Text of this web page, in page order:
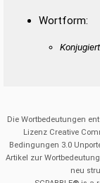
Wortform:
Die Wortbedeutungen
Lizenz Creative
Bedingungen 3.0
Artikel zur
neu